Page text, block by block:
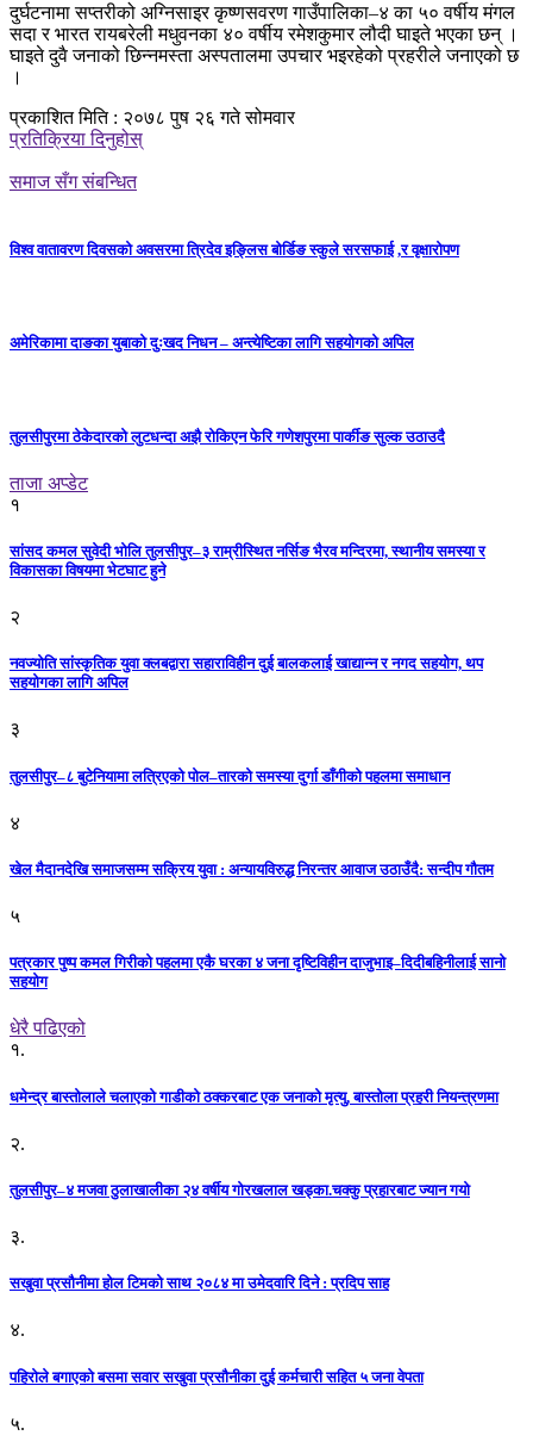
दुर्घटनामा सप्तरीको अग्निसाइर कृष्णसवरण गाउँपालिका–४ का ५० वर्षीय मंगल
सदा र भारत रायबरेली मधुवनका ४० वर्षीय रमेशकुमार लौदी घाइते भएका छन् ।
घाइते दुवै जनाको छिन्नमस्ता अस्पतालमा उपचार भइरहेको प्रहरीले जनाएको छ
।
प्रकाशित मिति : २०७८ पुष २६ गते सोमवार
प्रतिक्रिया दिनुहोस्
समाज सँग संबन्धित
विश्व वातावरण दिवसको अवसरमा त्रिदेव इङ्लिस बोर्डिङ स्कुले सरसफाई ,र वृक्षारोपण
अमेरिकामा दाङका युबाको दुःखद निधन – अन्त्येष्टिका लागि सहयोगको अपिल
तुलसीपुरमा ठेकेदारको लुटधन्दा अझै रोकिएन फेरि गणेशपुरमा पार्कीङ सुल्क उठाउदै
ताजा अप्डेट
१
सांसद कमल सुवेदी भोलि तुलसीपुर–३ राम्रीस्थित नर्सिङ भैरव मन्दिरमा, स्थानीय समस्या र
विकासका विषयमा भेटघाट हुने
२
नवज्योति सांस्कृतिक युवा क्लबद्वारा सहाराविहीन दुई बालकलाई खाद्यान्न र नगद सहयोग, थप
सहयोगका लागि अपिल
३
तुलसीपुर–८ बुटेनियामा लत्रिएको पोल–तारको समस्या दुर्गा डाँगीको पहलमा समाधान
४
खेल मैदानदेखि समाजसम्म सक्रिय युवा : अन्यायविरुद्ध निरन्तर आवाज उठाउँदै: सन्दीप गौतम
५
पत्रकार पुष्प कमल गिरीको पहलमा एकै घरका ४ जना दृष्टिविहीन दाजुभाइ–दिदीबहिनीलाई सानो
सहयोग
धेरै पढिएको
१.
धमेन्द्र बास्तोलाले चलाएको गाडीको ठक्करबाट एक जनाको मृत्यु, बास्तोला प्रहरी नियन्त्रणमा
२.
तुलसीपुर–४ मजवा ठुलाखालीका २४ वर्षीय गोरखलाल खड्का.चक्कु प्रहारबाट ज्यान गयो
३.
सखुवा प्रसौनीमा होल टिमको साथ २०८४ मा उमेदवारि दिने : प्रदिप साह
४.
पहिराेले बगाएकाे बसमा सवार सखुवा प्रसाैनीका दुई कर्मचारी सहित ५ जना वेपता
५.